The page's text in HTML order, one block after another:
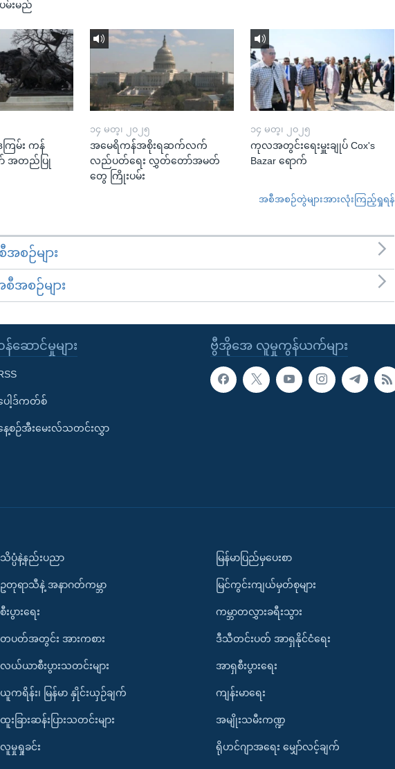
မ်းမည်
ြမ်း ကန်
အတည်ပြု
၁၄ မတ္၊ ၂၀၂၅
အမေရိကန်အစိုးရဆက်လက်
လည်ပတ်ရေး လွှတ်တော်အမတ်
တွေ ကြိုးပမ်း
၁၄ မတ္၊ ၂၀၂၅
ကုလအတွင်းရေးမှူးချုပ် Cox's
Bazar ရောက်
အစီအစဉ်တွဲများအားလုံးကြည့်ရှုရန်
စဉ်များ
အစဉ်များ
ဗွီအိုအေ လူမှုကွန်ယက်များ
န်ဆောင်မှုများ
ေါ့ဒ်ကတ်စ်
ေ့စဉ်အီးမေးလ်သတင်းလွှာ
သိပ္ပံနဲ့နည်းပညာ
ဥတုရာသီနဲ့ အနာဂတ်ကမ္ဘာ
စီးပွားရေး
တပတ်အတွင်း အားကစား
လယ်ယာစီးပွားသတင်းများ
ယူကရိန်း၊ မြန်မာ နှိုင်းယှဉ်ချက်
ထူးခြားဆန်းပြားသတင်းများ
လူမှုရှုခင်း
မြန်မာပြည်မှပေးစာ
မြင်ကွင်းကျယ်မှတ်စုများ
ကမ္ဘာတလွှားခရီးသွား
ဒီသီတင်းပတ် အာရှနိုင်ငံရေး
အာရှစီးပွားရေး
ကျန်းမာရေး
အမျိုးသမီးကဏ္ဍ
ရိုဟင်ဂျာအရေး မျှော်လင့်ချက်